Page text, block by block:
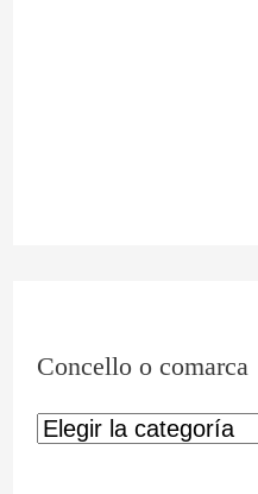
Concello o comarca